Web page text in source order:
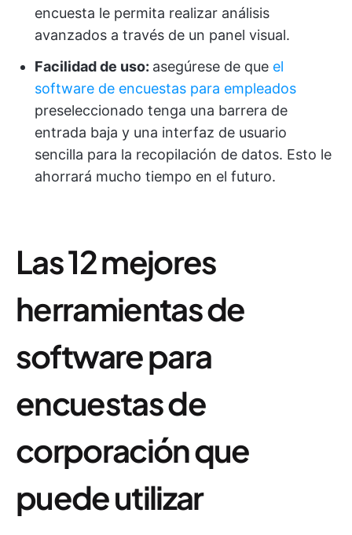
encuesta le permita realizar análisis
avanzados a través de un panel visual.
Facilidad de uso: asegúrese de que el
software de encuestas para empleados
preseleccionado tenga una barrera de
entrada baja y una interfaz de usuario
sencilla para la recopilación de datos. Esto le
ahorrará mucho tiempo en el futuro.
Las 12 mejores
herramientas de
software para
encuestas de
corporación que
puede utilizar